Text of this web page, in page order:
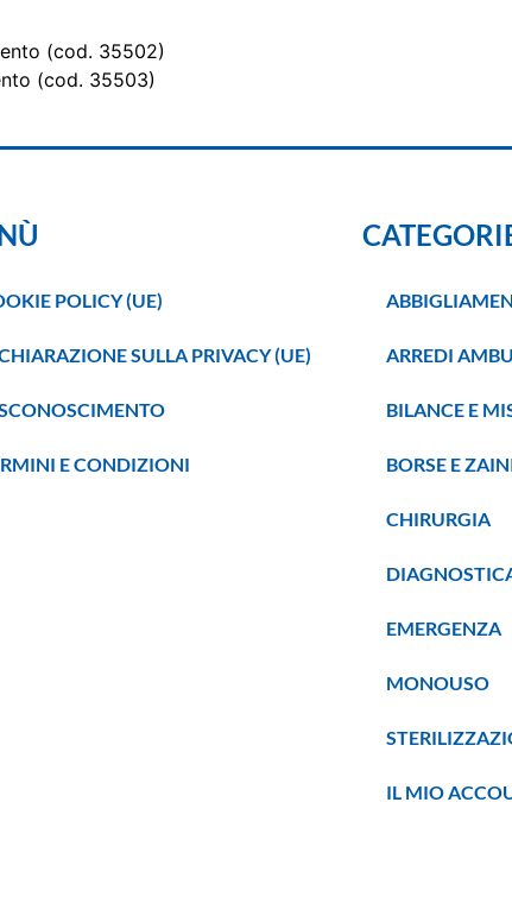
(cod. 35502)
(cod. 35503)
POLICY (UE)
SULLA PRIVACY (UE)
E CONDIZIONI
ARREDI
BILANCE E
BORSE E
CHIRURGIA
EMERGENZA
MONOUSO
IL MIO